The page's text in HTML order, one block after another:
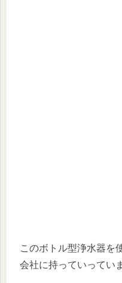
このボトル型浄水器を
会社に持っていってい